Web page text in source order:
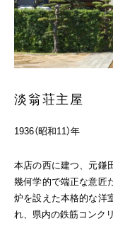
淡翁荘主屋
1936（昭和11）年
本店の西に建つ、元鎌
幾何学的で端正な意匠
炉を設えた本格的な洋
れ、県内の鉄筋コンク